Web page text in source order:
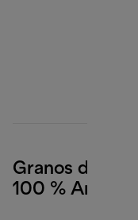
Granos de
100 %